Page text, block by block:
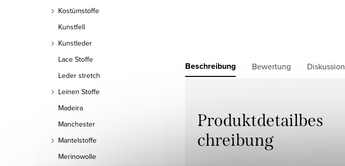
Kostümstoffe
Kunstfell
Kunstleder
Lace Stoffe
Leder stretch
Leinen Stoffe
Madeira
Manchester
Mantelstoffe
Merinowolle
Beschreibung Bewertung Diskussion
Produktdetailbes
chreibung